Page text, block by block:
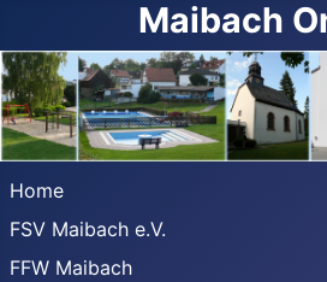
Maibach
Home
FSV Maibach e.V.
FFW Maibach